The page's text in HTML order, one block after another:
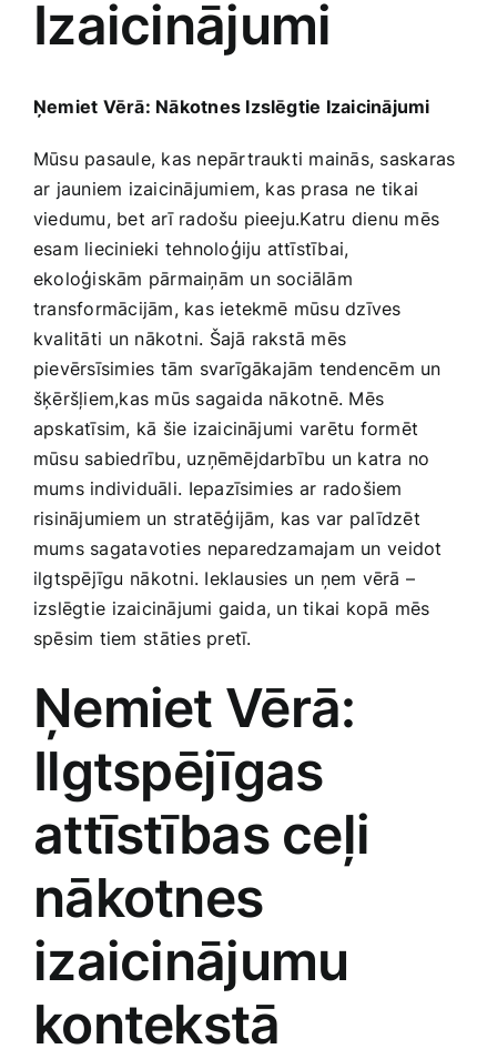
Medicīnas preces
Pakalpojumi
Pārtikas preces
Preces birojam
Preces pieaugušajiem
Rotaļlietas, bērnu preces
Smaržas, kosmētika
Sports, tūrisms un atpūta
Zoo preces
Izaicinājumi
Ņemiet Vērā: Nākotnes​ Izslēgtie Izaicinājumi
Mūsu‍ pasaule, kas nepārtraukti ‍mainās, ​saskaras‍
ar​ jauniem izaicinājumiem, kas prasa ne⁢ tikai
viedumu, bet arī radošu pieeju.Katru dienu‌ mēs​
esam liecinieki tehnoloģiju attīstībai,
ekoloģiskām pārmaiņām un sociālām
transformācijām, kas‍ ietekmē‍ mūsu dzīves
kvalitāti ⁣un nākotni. Šajā‌ rakstā mēs
pievērsīsimies tām svarīgākajām tendencēm​ un
šķēršļiem,kas mūs sagaida nākotnē. Mēs
apskatīsim, kā šie izaicinājumi ⁢varētu formēt
mūsu sabiedrību, uzņēmējdarbību ‌un katra no
mums individuāli. ⁢Iepazīsimies ⁣ar radošiem
risinājumiem un stratēģijām, kas var palīdzēt
mums sagatavoties⁣ neparedzamajam un⁣ veidot
ilgtspējīgu⁢ nākotni. Ieklausies un ņem vērā –
izslēgtie ⁣izaicinājumi​ gaida, un tikai kopā mēs
spēsim tiem⁣ stāties pretī.
Ņemiet Vērā:
Ilgtspējīgas
attīstības ceļi
nākotnes
izaicinājumu
kontekstā